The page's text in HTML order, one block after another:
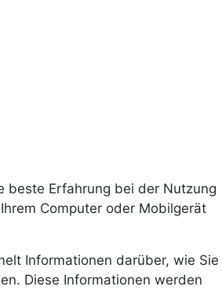
beste Erfahrung bei der Nutzung
Computer oder Mobilgerät
Informationen darüber, wie Sie
Diese Informationen werden